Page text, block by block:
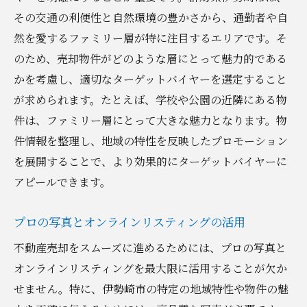
その交通の利便性と自然環境の豊かさから、通勤者や自
然を愛するファミリー層が特に注目するエリアです。そ
のため、売却物件がどのような層にとって魅力的である
かを考慮し、適切なターゲットバイヤーを選定すること
が求められます。たとえば、学校や公園の近隣にある物
件は、ファミリー層にとって大きな魅力となります。物
件情報を整理し、地域の特性を反映したプロモーション
を展開することで、より効果的にターゲットバイヤーに
アピールできます。
プロの写真とオンラインリスティングの活用
不動産売却をスムーズに進めるためには、プロの写真と
オンラインリスティングを最大限に活用することが欠か
せません。特に、伊勢崎市の特定の地域特性や物件の魅